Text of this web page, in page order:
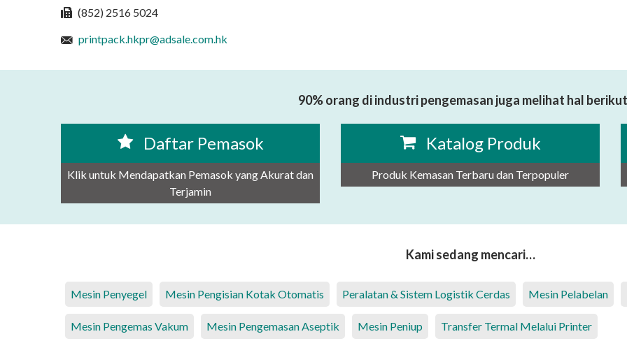
(852) 2516 5024
printpack.hkpr@adsale.com.hk
90% orang di industri pengemasan juga melihat hal
Daftar Pemasok
Klik untuk Mendapatkan Pemasok yang Akurat dan
Terjamin
Katalog Produk
Produk Kemasan Terbaru dan Terpopuler
Kami sedang mencari…
Mesin Penyegel Mesin Pengisian Kotak Otomatis Peralatan & Sistem Logistik Cerdas Mesin Pelabelan
Mesin Pengemas Vakum Mesin Pengemasan Aseptik Mesin Peniup Transfer Termal Melalui Printer